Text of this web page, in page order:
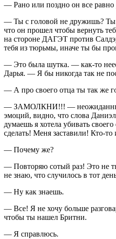
— Рано или поздно он все равно
— Ты с головой не дружишь? Ты
что он прошел чтобы вернуть
на стороне ДАГЭТ против
тебя из тюрьмы, иначе ты бы
— Это была шутка. — как-то
Дарья. — Я бы никогда так не
— А про своего отца ты так же
— ЗАМОЛКНИ!!! —
эмоций, видно, что слова
думаешь я хотела убивать
сделать! Меня заставили! Кто-
— Почему же?
— Повторяю сотый раз! Это не
не знаю, что случилось в тот
— Ну как знаешь.
— Все! Я не хочу больше
чтобы ты нашел Бритни.
— Я справлюсь.